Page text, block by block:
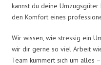
kannst du deine
den Komfort eines
Wir wissen, wie stressig ein
wir dir gerne so viel Arbeit
Team kümmert sich um alles